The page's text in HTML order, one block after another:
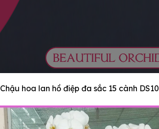
Chậu hoa lan hồ điệp đa sắc 15 cành DS10